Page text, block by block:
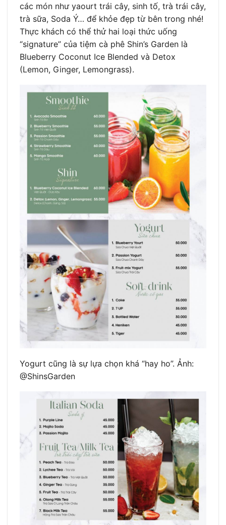
các món như yaourt trái cây, sinh tố, trà trái cây,
trà sữa, Soda Ý… để khỏe đẹp từ bên trong nhé!
Thực khách có thể thử hai loại thức uống
“signature” của tiệm cà phê Shin’s Garden là
Blueberry Coconut Ice Blended và Detox
(Lemon, Ginger, Lemongrass).
Yogurt cũng là sự lựa chọn khá “hay ho”. Ảnh:
@ShinsGarden